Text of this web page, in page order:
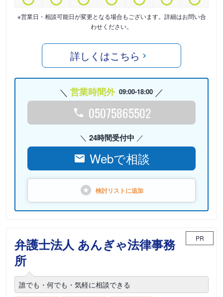
※営業日・相談可能日が変更となる場合もございます。詳細はお問い合
わせください。
詳しくはこちら
営業時間外 09:00-18:00
05075865502
24時間受付中
Webで相談
検討リストに追加
弁護士法人 あんぎゃ法律事務
所
PR
誰でも・何でも・気軽に相談できる